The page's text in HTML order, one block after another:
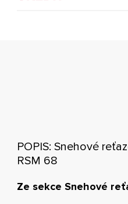
POPIS: Snehové
RSM 68
Ze sekce Snehové